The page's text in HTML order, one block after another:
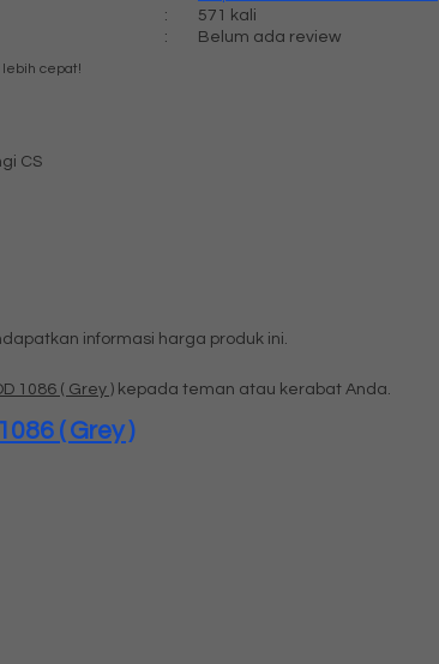
:
571 kali
: Belum ada review
lebih cepat!
CS
informasi harga produk ini.
1086 ( Grey ) kepada teman atau kerabat Anda.
( Grey )